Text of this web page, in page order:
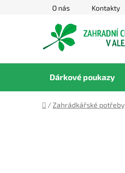
O nás Kontakty
Dárkové poukazy
Domů
/ Zahrádkářské potřeby